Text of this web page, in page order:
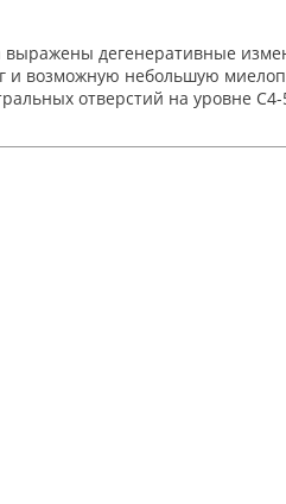
дегенеративные
и возможную небольшую
отверстий на уровне